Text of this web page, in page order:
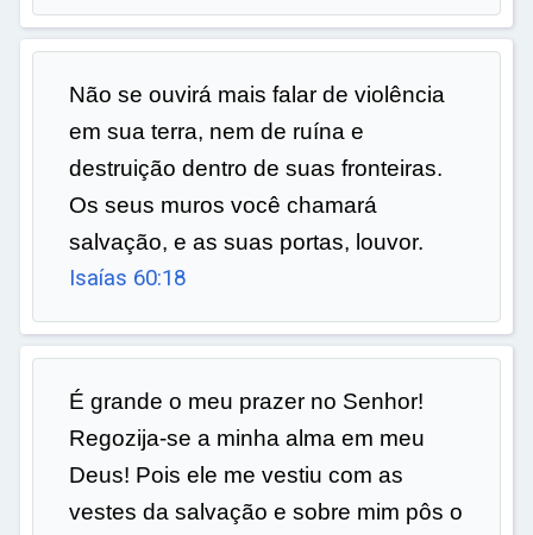
Não se ouvirá mais falar de violência
em sua terra, nem de ruína e
destruição dentro de suas fronteiras.
Os seus muros você chamará
salvação, e as suas portas, louvor.
Isaías 60:18
É grande o meu prazer no Senhor!
Regozija-se a minha alma em meu
Deus! Pois ele me vestiu com as
vestes da salvação e sobre mim pôs o